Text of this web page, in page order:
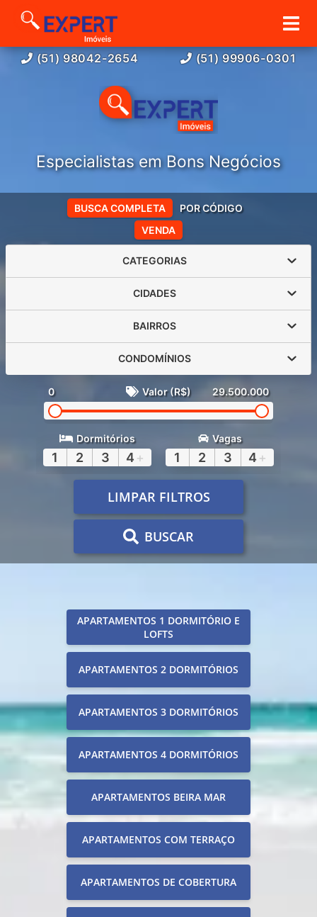
(51) 98042-2654 (51) 99906-0301
Especialistas em Bons Negócios
VENDA
BUSCA COMPLETA POR CÓDIGO
CATEGORIAS
CIDADES
BAIRROS
CONDOMÍNIOS
0 Valor (R$) 29.500.000
Dormitórios
1 2 3 4 +
Vagas
1 2 3 4 +
LIMPAR FILTROS
BUSCAR
APARTAMENTOS 1 DORMITÓRIO E
LOFTS
APARTAMENTOS 2 DORMITÓRIOS
APARTAMENTOS 3 DORMITÓRIOS
APARTAMENTOS 4 DORMITÓRIOS
APARTAMENTOS BEIRA MAR
APARTAMENTOS COM TERRAÇO
APARTAMENTOS DE COBERTURA